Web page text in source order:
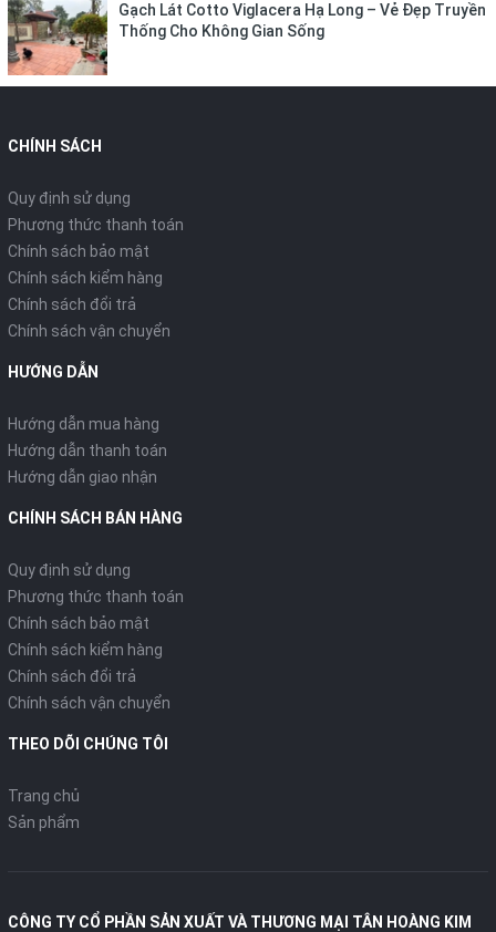
Gạch Lát Cotto Viglacera Hạ Long – Vẻ Đẹp Truyền
Thống Cho Không Gian Sống
CHÍNH SÁCH
Quy định sử dụng
Phương thức thanh toán
Chính sách bảo mật
Chính sách kiểm hàng
Chính sách đổi trả
Chính sách vận chuyển
HƯỚNG DẪN
Hướng dẫn mua hàng
Hướng dẫn thanh toán
Hướng dẫn giao nhận
CHÍNH SÁCH BÁN HÀNG
Quy định sử dụng
Phương thức thanh toán
Chính sách bảo mật
Chính sách kiểm hàng
Chính sách đổi trả
Chính sách vận chuyển
THEO DÕI CHÚNG TÔI
Trang chủ
Sản phẩm
CÔNG TY CỔ PHẦN SẢN XUẤT VÀ THƯƠNG MẠI TÂN HOÀNG KIM